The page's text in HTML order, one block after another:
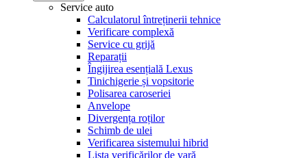
Service auto
Calculatorul întreținerii tehnice
Verificare complexă
Service cu grijă
Reparații
Îngijirea esențială Lexus
Tinichigerie și vopsitorie
Polisarea caroseriei
Anvelope
Divergența roților
Schimb de ulei
Verificarea sistemului hibrid
Lista verificărilor de vară